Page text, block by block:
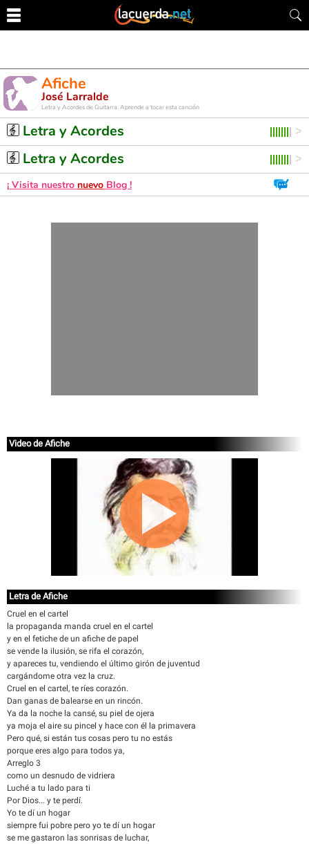
Afiche
José Larralde
Letra y Acordes de Guitarra. Aprende a tocar esta canción
Letra y Acordes
Letra y Acordes
¡ Visita nuestro nuevo Blog !
Video de Afiche
Letra de Afiche
Cruel en el cartel
la propaganda manda cruel en el cartel
y en el fetiche de un afiche de papel
se vende la ilusión, se rifa el corazón,
y apareces tu, vendiendo el último girón de juventud
cargándome otra vez la cruz.
Cruel en el cartel, te ríes corazón.
Dan ganas de balearse en un rincón.
Ya da la noche la cansé, su piel de ojera
ya moja el aire su pincel y hace con él la primavera
Pero qué, si están tus cosas pero tu no estás
porque eres algo para todos ya,
Arreglo 3
como un desnudo de vidriera
Luché a tu lado para ti
Por Dios... y te perdí.
Yo te dí un hogar
siempre fui pobre pero yo te dí un hogar
se me gastaron las sonrisas de luchar,